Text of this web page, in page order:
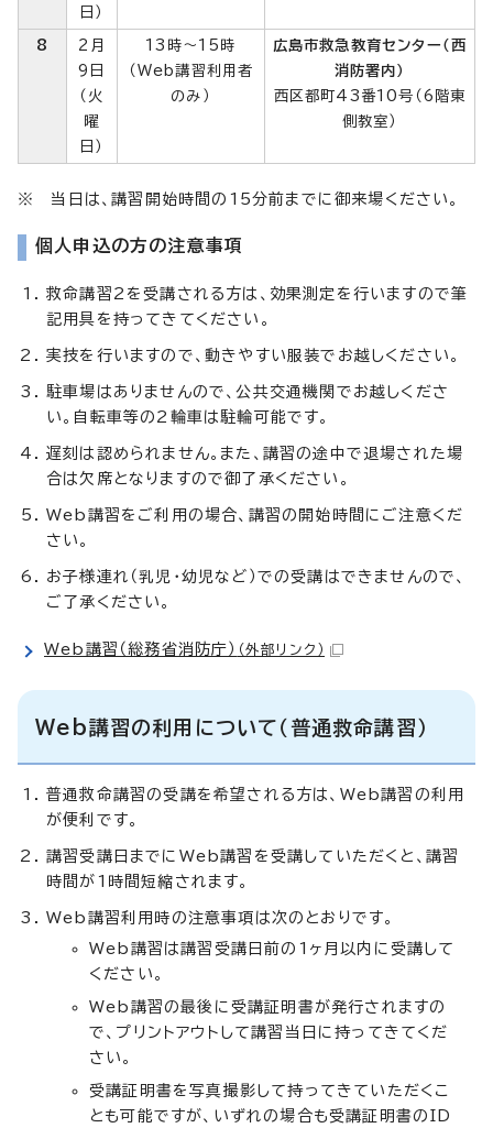
日）
8
2月
9日
（火
曜
日）
13時～15時
（Web講習利用者
のみ）
広島市救急教育センター（西
消防署内）
西区都町43番10号（6階東
側教室）
※ 当日は、講習開始時間の15分前までに御来場ください。
個人申込の方の注意事項
救命講習2を受講される方は、効果測定を行いますので筆
記用具を持ってきてください。
実技を行いますので、動きやすい服装でお越しください。
駐車場はありませんので、公共交通機関でお越しくださ
い。自転車等の2輪車は駐輪可能です。
遅刻は認められません。また、講習の途中で退場された場
合は欠席となりますので御了承ください。
Web講習をご利用の場合、講習の開始時間にご注意くだ
さい。
お子様連れ（乳児・幼児など）での受講はできませんので、
ご了承ください。
Web講習（総務省消防庁） （外部リンク）
Web講習の利用について（普通救命講習）
普通救命講習の受講を希望される方は、Web講習の利用
が便利です。
講習受講日までにWeb講習を受講していただくと、講習
時間が1時間短縮されます。
Web講習利用時の注意事項は次のとおりです。
Web講習は講習受講日前の1ヶ月以内に受講して
ください。
Web講習の最後に受講証明書が発行されますの
で、プリントアウトして講習当日に持ってきてくだ
さい。
受講証明書を写真撮影して持ってきていただくこ
とも可能ですが、いずれの場合も受講証明書のID